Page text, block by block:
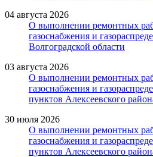
04 августа 2026
О выполнении ремонтных
газоснабжения и
Волгоградской области
03 августа 2026
О выполнении ремонтных
газоснабжения и
пунктов Алексеевского
30 июля 2026
О выполнении ремонтных
газоснабжения и
пунктов Алексеевского